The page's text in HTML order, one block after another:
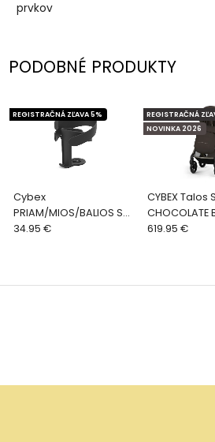
prvkov
PODOBNÉ PRODUKTY
Cybex
PRIAM/MIOS/BALIOS S
LUX/TALOS S LUX/COYA
REGISTRAČNÁ ZĽAVA 5%
34.95 €
CYBEX Talos
CHOCOLATE
REGISTRAČNÁ
NOVINKA 2026
619.95 €